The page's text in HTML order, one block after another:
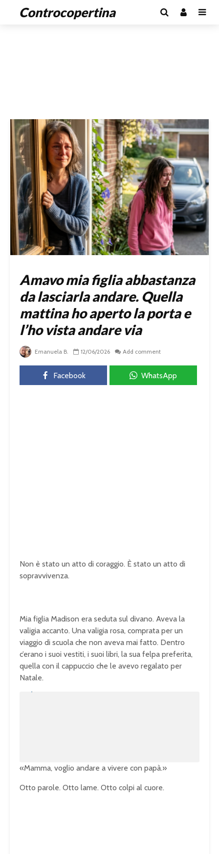
Controcopertina
Amavo mia figlia abbastanza
da lasciarla andare. Quella
mattina ho aperto la porta e
l’ho vista andare via
Emanuela B. 12/06/2026 Add comment
Facebook WhatsApp
Non è stato un atto di coraggio. È stato un atto di
sopravvivenza.
Mia figlia Madison era seduta sul divano. Aveva la
valigia accanto. Una valigia rosa, comprata per un
viaggio di scuola che non aveva mai fatto. Dentro
c’erano i suoi vestiti, i suoi libri, la sua felpa preferita,
quella con il cappuccio che le avevo regalato per
Natale.
«Mamma, voglio andare a vivere con papà.»
Otto parole. Otto lame. Otto colpi al cuore.